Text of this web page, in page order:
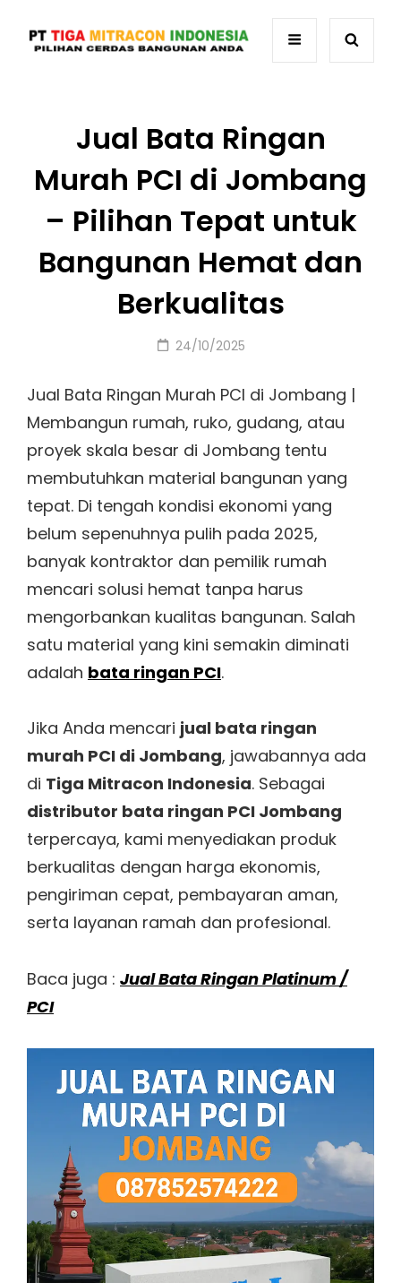
Jual Bata Ringan
Murah PCI di Jombang
– Pilihan Tepat untuk
Bangunan Hemat dan
Berkualitas
Posted
24/10/2025
Jual Bata Ringan Murah PCI di Jombang |
Membangun rumah, ruko, gudang, atau
proyek skala besar di Jombang tentu
membutuhkan material bangunan yang
tepat. Di tengah kondisi ekonomi yang
belum sepenuhnya pulih pada 2025,
banyak kontraktor dan pemilik rumah
mencari solusi hemat tanpa harus
mengorbankan kualitas bangunan. Salah
satu material yang kini semakin diminati
adalah bata ringan PCI.
Jika Anda mencari jual bata ringan
murah PCI di Jombang, jawabannya ada
di Tiga Mitracon Indonesia. Sebagai
distributor bata ringan PCI Jombang
terpercaya, kami menyediakan produk
berkualitas dengan harga ekonomis,
pengiriman cepat, pembayaran aman,
serta layanan ramah dan profesional.
Baca juga : Jual Bata Ringan Platinum /
PCI